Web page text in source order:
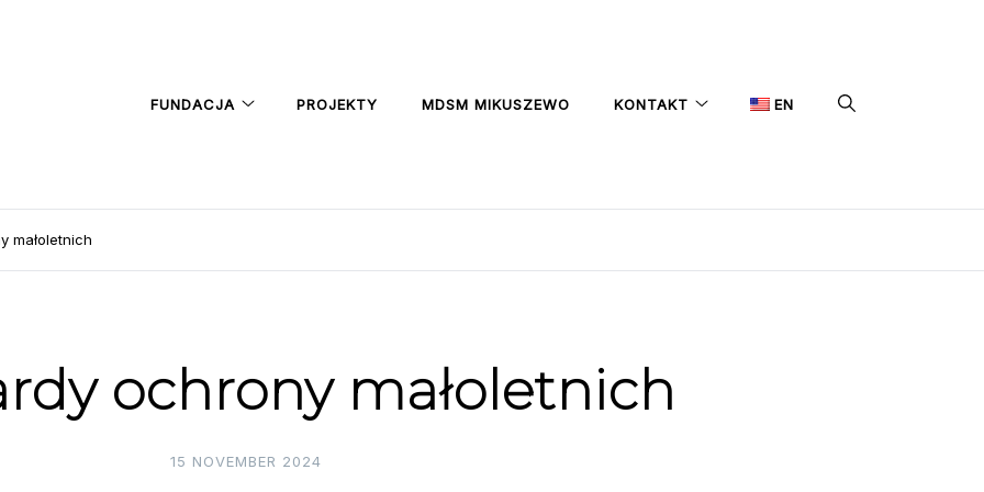
FUNDACJA PROJEKTY MDSM MIKUSZEWO KONTAKT EN
małoletnich
ochrony małoletnich
15 NOVEMBER 2024